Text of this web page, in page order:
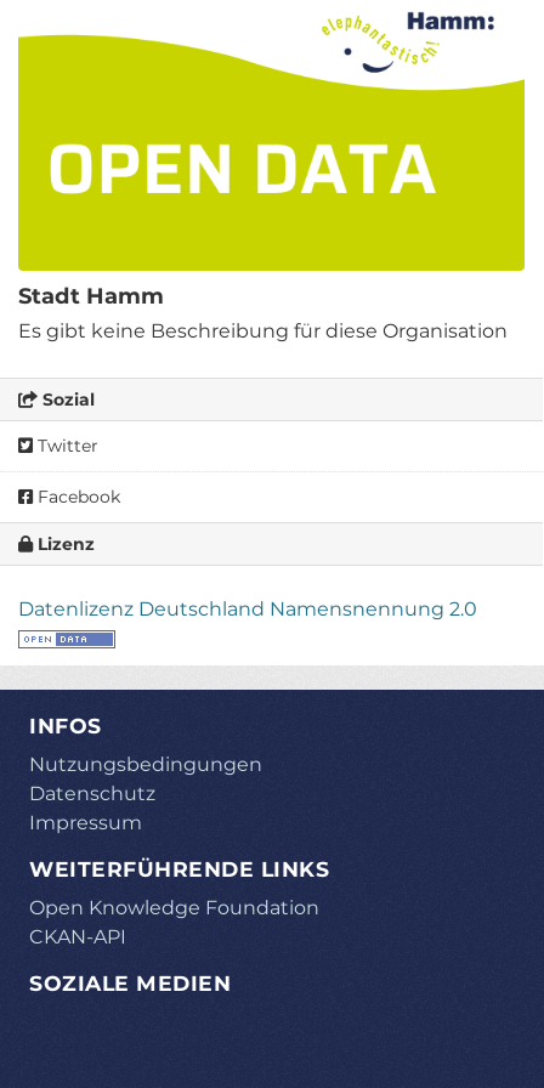
Stadt Hamm
Es gibt keine Beschreibung für diese Organisation
Sozial
Twitter
Facebook
Lizenz
Datenlizenz Deutschland Namensnennung 2.0
INFOS
Nutzungsbedingungen
Datenschutz
Impressum
WEITERFÜHRENDE LINKS
Open Knowledge Foundation
CKAN-API
SOZIALE MEDIEN